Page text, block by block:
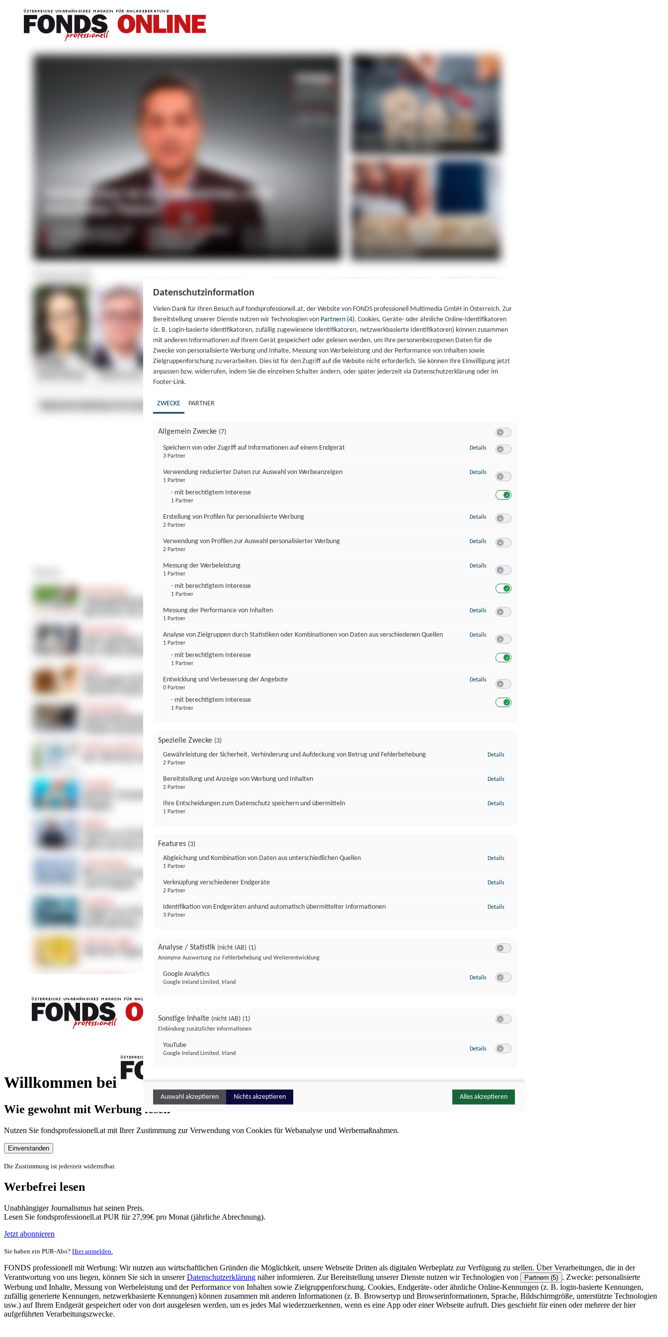
Willkommen bei
FONDS professionell
Wie gewohnt mit Werbung lesen
Nutzen Sie fondsprofessionell.at mit Ihrer Zustimmung zur Verwendung von Cookies für Webanalyse und Werbemaßnahmen.
Einverstanden
Die Zustimmung ist jederzeit widerrufbar.
Werbefrei lesen
Unabhängiger Journalismus hat seinen Preis.
Lesen Sie fondsprofessionell.at PUR für 27,99€ pro Monat (jährliche Abrechnung).
Jetzt abonnieren
Sie haben ein PUR-Abo? Hier anmelden.
FONDS professionell mit Werbung: Wir nutzen aus wirtschaftlichen Gründen die Möglichkeit, unsere Webseite Dritten als digitalen Werbeplatz zur Verfügung zu stellen. Über Verarbeitungen, die in der
Verantwortung von uns liegen, können Sie sich in unsererDatenschutzerklärung näher informieren. Zur Bereitstellung unserer Dienste nutzen wir Technologien von Partnern (5) . Zwecke: personalisierte
Werbung und Inhalte, Messung von Werbeleistung und der Performance von Inhalten sowie Zielgruppenforschung. Cookies, Endgeräte- oder ähnliche Online-Kennungen (z. B. login-basierte Kennungen,
zufällig generierte Kennungen, netzwerkbasierte Kennungen) können zusammen mit anderen Informationen (z. B. Browsertyp und Browserinformationen, Sprache, Bildschirmgröße, unterstützte Technologien
usw.) auf Ihrem Endgerät gespeichert oder von dort ausgelesen werden, um es jedes Mal wiederzuerkennen, wenn es eine App oder einer Webseite aufruft. Dies geschieht für einen oder mehrere der hier
aufgeführten Verarbeitungszwecke.
Datenschutzinformation
Vielen Dank für Ihren Besuch auf fondsprofessionell.at, der Website von FONDS professionell Multimedia GmbH in Österreich. Zur
Bereitstellung unserer Dienste nutzen wir Technologien von Partnern (4). Cookies, Geräte- oder ähnliche Online-Identifikatoren
(z. B. Login-basierte Identifikatoren, zufällig zugewiesene Identifikatoren, netzwerkbasierte Identifikatoren) können zusammen
mit anderen Informationen auf Ihrem Gerät gespeichert oder gelesen werden, um Ihre personenbezogenen Daten für die
Zwecke von personalisierte Werbung und Inhalte, Messung von Werbeleistung und der Performance von Inhalten sowie
Zielgruppenforschung zu verarbeiten. Dies ist für den Zugriff auf die Website nicht erforderlich. Sie können Ihre Einwilligung jetzt
anpassen bzw. widerrufen, indem Sie die einzelnen Schalter ändern, oder später jederzeit via Datenschutzerklärung oder im
Footer-Link.
ZWECKE PARTNER
Allgemein Zwecke (7)
Speichern von oder Zugriff auf Informationen auf einem Endgerät
3 Partner
Details zu Speichern von oder Zugriff auf Informationen auf einem Endgerät
Verwendung reduzierter Daten zur Auswahl von Werbeanzeigen
1 Partner
- mit berechtigtem Interesse
1 Partner
Details zu Verwendung reduzierter Daten zur Auswahl von Werbeanzeigen
Erstellung von Profilen für personalisierte Werbung
2 Partner
Details zu Erstellung von Profilen für personalisierte Werbung
Verwendung von Profilen zur Auswahl personalisierter Werbung
2 Partner
Details zu Verwendung von Profilen zur Auswahl personalisierter Werbung
Messung der Werbeleistung
1 Partner
- mit berechtigtem Interesse
1 Partner
Details zu Messung der Werbeleistung
Messung der Performance von Inhalten
1 Partner
Details zu Messung der Performance von Inhalten
Analyse von Zielgruppen durch Statistiken oder Kombinationen von Daten aus verschiedenen Quellen
1 Partner
- mit berechtigtem Interesse
1 Partner
Details zu Analyse von Zielgruppen durch Statistiken oder Kombinationen von
Entwicklung und Verbesserung der Angebote
0 Partner
- mit berechtigtem Interesse
1 Partner
Details zu Entwicklung und Verbesserung der Angebote
Spezielle Zwecke (3)
Gewährleistung der Sicherheit, Verhinderung und Aufdeckung von Betrug und Fehlerbehebung
2 Partner
Details
Bereitstellung und Anzeige von Werbung und Inhalten
2 Partner
Details
Ihre Entscheidungen zum Datenschutz speichern und übermitteln
1 Partner
Details
Features (3)
Abgleichung und Kombination von Daten aus unterschiedlichen Quellen
1 Partner
Details
Verknüpfung verschiedener Endgeräte
2 Partner
Details
Identifikation von Endgeräten anhand automatisch übermittelter Informationen
3 Partner
Details
Analyse / Statistik (nicht IAB) (1)
Anonyme Auswertung zur Fehlerbehebung und Weiterentwicklung
Google Analytics
Google Ireland Limited, Irland
Details zu Google Analytics
Sonstige Inhalte (nicht IAB) (1)
Einbindung zusätzlicher Informationen
YouTube
Google Ireland Limited, Irland
Details zu YouTube
Auswahl akzeptieren Nichts akzeptieren Alles akzeptieren